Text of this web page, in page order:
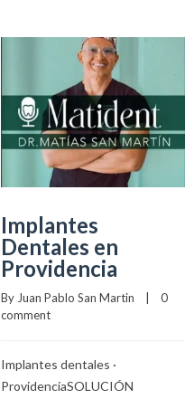
Implantes
Dentales en
Providencia
By Juan Pablo San Martin
0
comment
Implantes dentales ·
ProvidenciaSOLUCIÓN